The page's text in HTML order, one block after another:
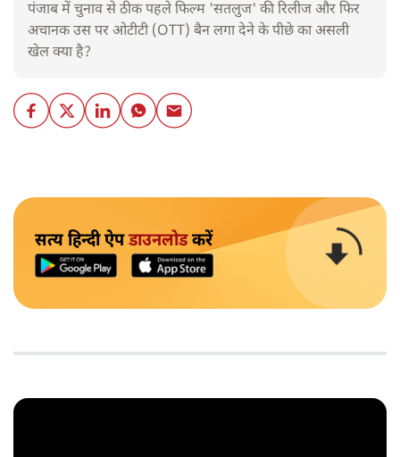
पंजाब में चुनाव से ठीक पहले फिल्म 'सतलुज' की रिलीज और फिर
अचानक उस पर ओटीटी (OTT) बैन लगा देने के पीछे का असली
खेल क्या है?
सत्य हिन्दी ऐपडाउनलोडकरें